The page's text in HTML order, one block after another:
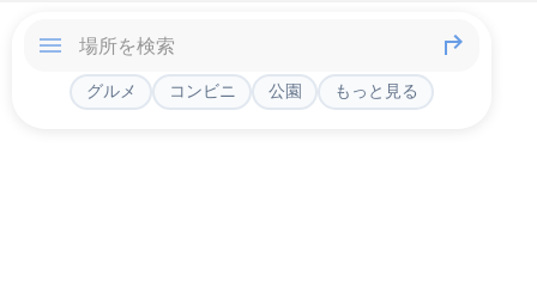
グルメ コンビニ 公園 もっと見る